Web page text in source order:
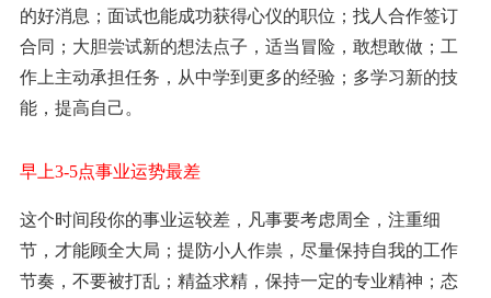
的好消息；面试也能成功获得心仪的职位；找人合作签订
合同；大胆尝试新的想法点子，适当冒险，敢想敢做；工
作上主动承担任务，从中学到更多的经验；多学习新的技
能，提高自己。
早上3-5点事业运势最差
这个时间段你的事业运较差，凡事要考虑周全，注重细
节，才能顾全大局；提防小人作祟，尽量保持自我的工作
节奏，不要被打乱；精益求精，保持一定的专业精神；态